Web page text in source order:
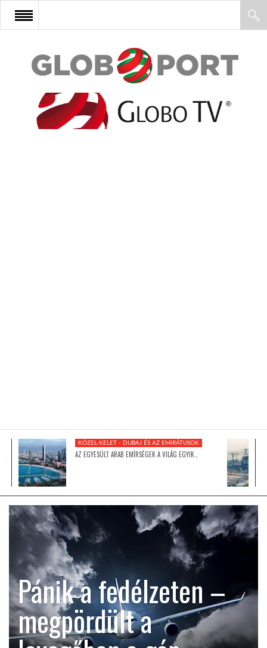
FŐOLDAL
AFRIKA
GLOBOTV BP
HÍR3D
TROPICALMAGAZIN
GLOBOTV
AFRIKA TUDÁSTÁR
KÖZEL-KELET - DUBAJ ÉS AZ EMIRÁTUSOK
AZ EGYESÜLT ARAB EMÍRSÉGEK A VILÁG EGYIK…
Pánik a fedélzeten –
megpördült a